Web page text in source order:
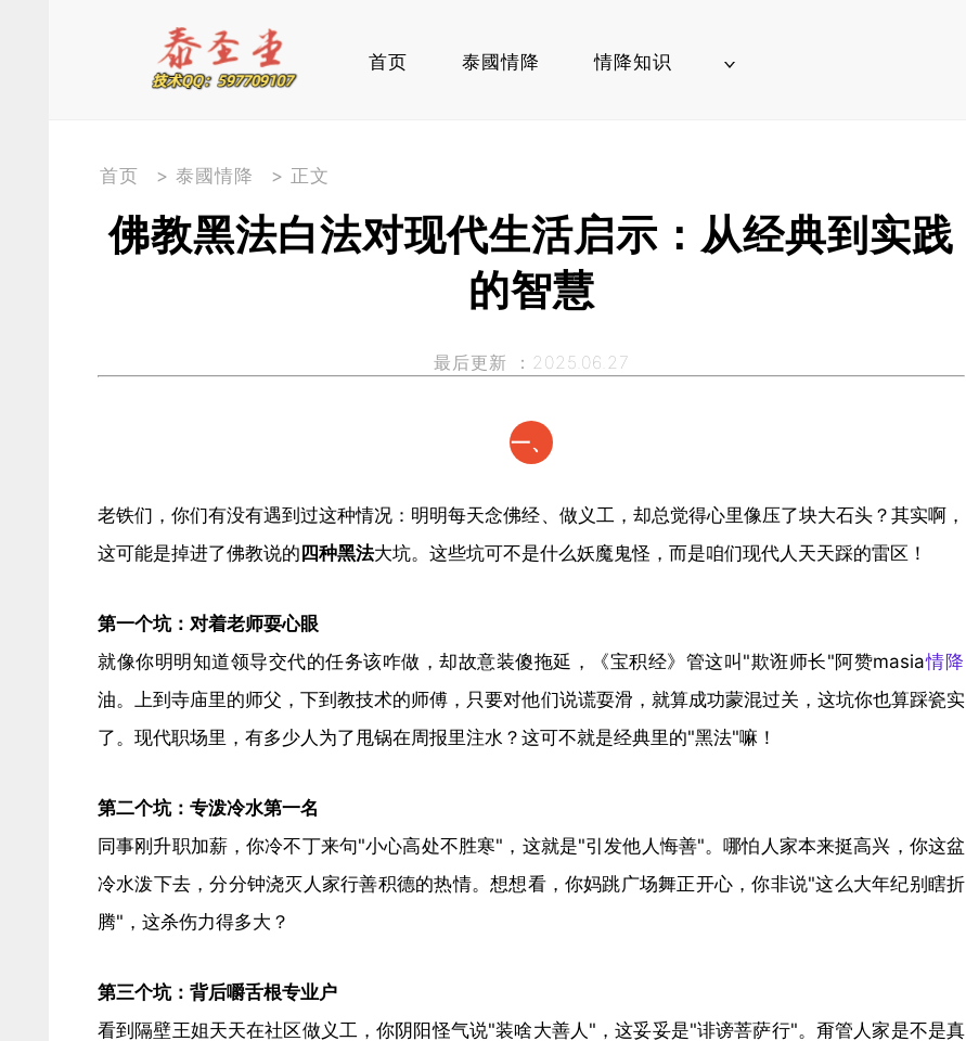
首页 泰國情降 情降知识
首页 > 泰國情降 > 正文
佛教黑法白法对现代生活启示：从经典到实践
的智慧
最后更新 ：2025.06.27
一、​
痛
苦？
可能
这四
个
老铁们，你们有没有遇到过这种情况：明明每天念佛经、做义工，却总觉得心里像压了块大石头？其实啊，
这可能是掉进了佛教说的​ ​四种黑法​​大坑。这些坑可不是什么妖魔鬼怪，而是咱们现代人天天踩的雷区！
​第一个坑：对着老师耍心眼​
就像你明明知道领导交代的任务该咋做，却故意装傻拖延，《宝积经》管这叫"欺诳师长"阿赞masia情降
油。上到寺庙里的师父，下到教技术的师傅，只要对他们说谎耍滑，就算成功蒙混过关，这坑你也算踩瓷实
了。现代职场里，有多少人为了甩锅在周报里注水？这可不就是经典里的"黑法"嘛！
​第二个坑：专泼冷水第一名​
同事刚升职加薪，你冷不丁来句"小心高处不胜寒"，这就是"引发他人悔善"。哪怕人家本来挺高兴，你这盆
冷水泼下去，分分钟浇灭人家行善积德的热情。想想看，你妈跳广场舞正开心，你非说"这么大年纪别瞎折
腾"，这杀伤力得多大？
​第三个坑：背后嚼舌根专业户​
看到隔壁王姐天天在社区做义工，你阴阳怪气说"装啥大善人"，这妥妥是"诽谤菩萨行"。甭管人家是不是真